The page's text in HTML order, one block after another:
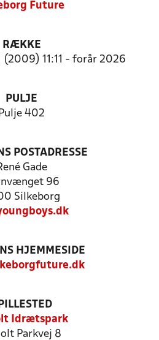
Future
RÆKKE
(2009) 11:11 - forår 2026
PULJE
Pulje 402
POSTADRESSE
Gade
96
Silkeborg
HJEMMESIDE
Idrætspark
Parkvej 8